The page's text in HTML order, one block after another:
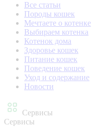
Все статьи
Породы кошек
Мечтаете о котенке
Выбираем котенка
Котенок дома
Здоровье кошек
Питание кошек
Поведение кошек
Уход и содержание
Новости
Сервисы
Сервисы